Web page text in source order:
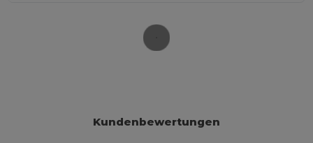
Kundenbewertungen